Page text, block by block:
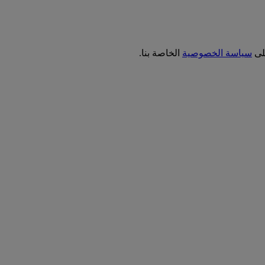
سياسة الخصوصية الخاصة بنا.